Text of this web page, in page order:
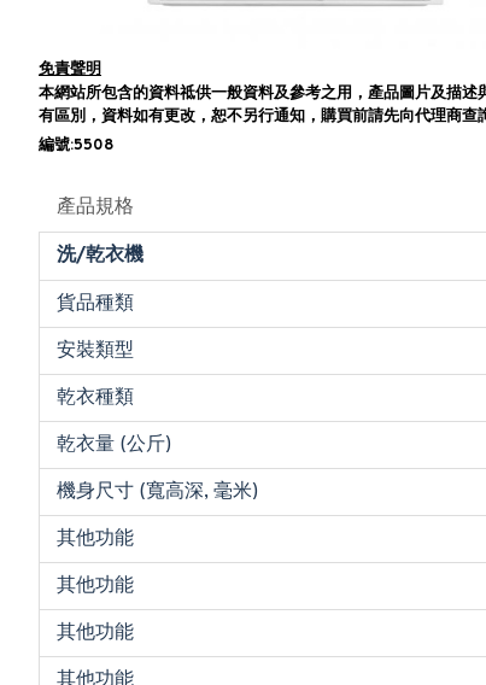
免責聲明
本網站所包含的資料祗供一般資料及參考之用，產品圖片及描述
有區別，資料如有更改，恕不另行通知，購買前請先向代理商查
編號:5508
產品規格
洗/乾衣機
貨品種類
安裝類型
乾衣種類
乾衣量 (公斤)
機身尺寸 (寬高深, 毫米)
其他功能
其他功能
其他功能
其他功能